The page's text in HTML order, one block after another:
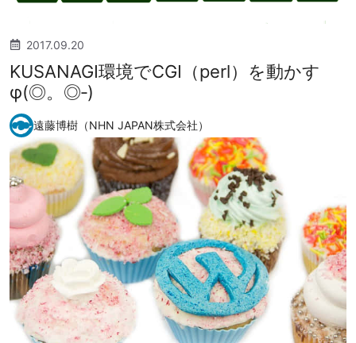
2017.09.20
KUSANAGI環境でCGI（perl）を動かす
φ(◎。◎‐)
遠藤博樹（NHN JAPAN株式会社）